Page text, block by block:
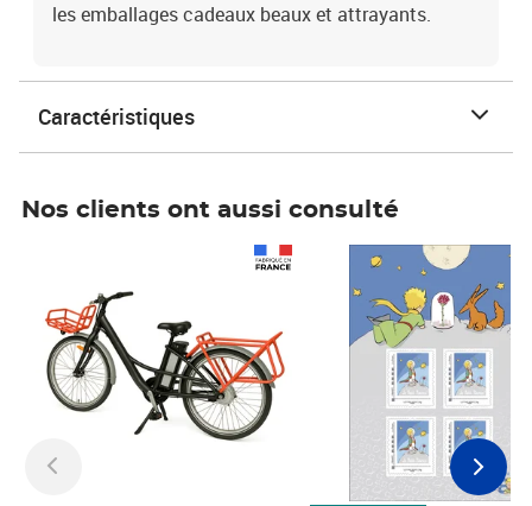
les emballages cadeaux beaux et attrayants.
Caractéristiques
Nos clients ont aussi consulté
Prix 7,50€